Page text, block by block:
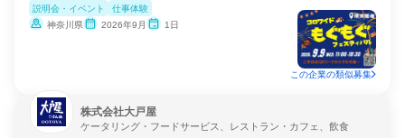
説明会・イベント
仕事体験
神奈川県
2026年9月 1日
この企業の類似募集
株式会社大戸屋
ケータリング・フードサービス、レストラン・カフェ、飲食